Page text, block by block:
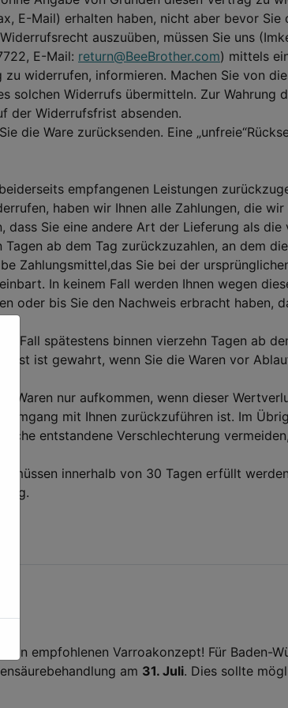
E-Mail) erhalten haben, nicht aber bevor
auszuüben, müssen Sie uns
E-Mail: return@BeeBrother.com) mittels
widerrufen, informieren. Machen Sie von
solchen Widerrufs übermitteln. Zur
der Widerrufsfrist absenden.
die Ware zurücksenden. Eine
empfangenen Leistungen
haben wir Ihnen alle Zahlungen, die
dass Sie eine andere Art der Lieferung als
ab dem Tag zurückzuzahlen, an dem
Zahlungsmittel,das Sie bei der
In keinem Fall werden Ihnen wegen
oder bis Sie den Nachweis erbracht haben,
Fall spätestens binnen vierzehn Tagen ab
Frist ist gewahrt, wenn Sie die Waren vor
Waren nur aufkommen, wenn dieser
Umgang mit Ihnen zurückzuführen ist. Im
entstandene Verschlechterung
müssen innerhalb von 30 Tagen erfüllt
empfohlenen Varroakonzept! Für Baden-
am 31. Juli. Dies sollte